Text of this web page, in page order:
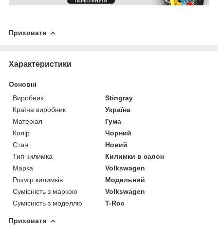
Приховати
Характеристики
Основні
Виробник
Stingray
Країна виробник
Україна
Матеріал
Гума
Колір
Чорний
Стан
Новий
Тип килимка
Килимки в салон
Марка
Volkswagen
Розмір килимків
Модельний
Сумісність з маркою
Volkswagen
Сумісність з моделлю
T-Roc
Приховати